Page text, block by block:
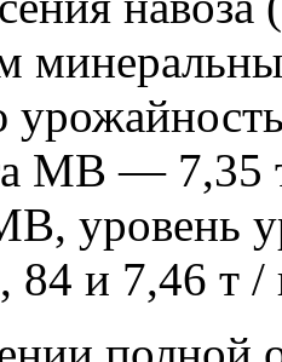
МВ — 7,35
уровень
84 и 7,46 т /